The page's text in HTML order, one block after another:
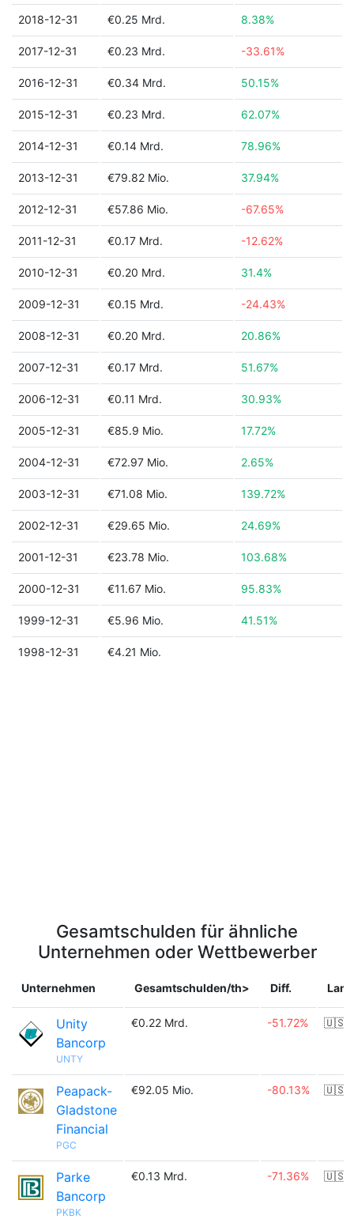
2018-12-31 €0.25 Mrd. 8.38%
2017-12-31 €0.23 Mrd. -33.61%
2016-12-31 €0.34 Mrd. 50.15%
2015-12-31 €0.23 Mrd. 62.07%
2014-12-31 €0.14 Mrd. 78.96%
2013-12-31 €79.82 Mio. 37.94%
2012-12-31 €57.86 Mio. -67.65%
2011-12-31 €0.17 Mrd. -12.62%
2010-12-31 €0.20 Mrd. 31.4%
2009-12-31 €0.15 Mrd. -24.43%
2008-12-31 €0.20 Mrd. 20.86%
2007-12-31 €0.17 Mrd. 51.67%
2006-12-31 €0.11 Mrd. 30.93%
2005-12-31 €85.9 Mio. 17.72%
2004-12-31 €72.97 Mio. 2.65%
2003-12-31 €71.08 Mio. 139.72%
2002-12-31 €29.65 Mio. 24.69%
2001-12-31 €23.78 Mio. 103.68%
2000-12-31 €11.67 Mio. 95.83%
1999-12-31 €5.96 Mio. 41.51%
1998-12-31 €4.21 Mio.
Gesamtschulden für ähnliche
Unternehmen oder Wettbewerber
Unternehmen Gesamtschulden/th> Diff. Land
Unity
Bancorp
UNTY
€0.22 Mrd. -51.72% 🇺🇸
Peapack-
Gladstone
Financial
PGC
€92.05 Mio. -80.13% 🇺🇸
Parke
Bancorp
PKBK
€0.13 Mrd. -71.36% 🇺🇸